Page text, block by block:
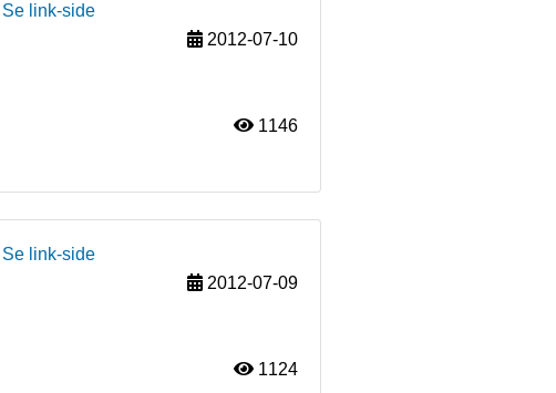
Se link-side
2012-07-10
1146
Se link-side
2012-07-09
1124